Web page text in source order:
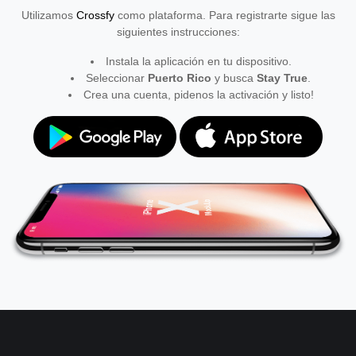
Utilizamos Crossfycomo plataforma. Para registrarte sigue las
siguientes instrucciones:
Instala la aplicación en tu dispositivo.
Seleccionar Puerto Rico y busca Stay True
Crea una cuenta, pidenos la activación y listo!